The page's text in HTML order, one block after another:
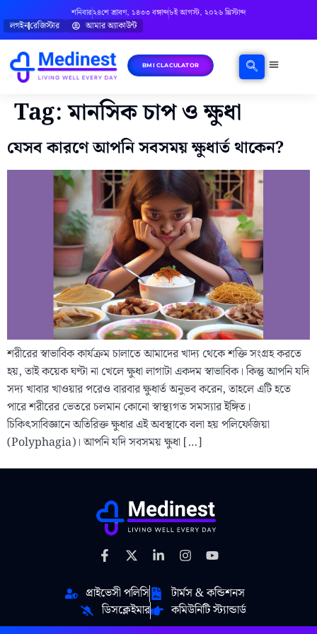
শনিবার২৪শে শ্রাবণ, ১৪৩৩ বঙ্গাব্দ৮ই আগস্ট, ২০২৬ খ্রিস্টাব্দ
লগইনরেজিস্টার আমার অ্যাকাউন্ট
BMI CLACULATOR
Tag:মানসিক চাপ ও ক্ষুধা
যেসব কারণে আপনি সবসময় ক্ষুধার্ত থাকেন?
শরীরের স্বাভাবিক কার্যক্রম চালাতে আমাদের খাদ্য থেকে শক্তি সংগ্রহ করতে
হয়, তাই কয়েক ঘণ্টা না খেলে ক্ষুধা লাগাটা একদম স্বাভাবিক। কিন্তু আপনি যদি
সদ্য খাবার খাওয়ার পরেও বারবার ক্ষুধার্ত অনুভব করেন, তাহলে এটি হতে
পারে শরীরের ভেতরে চলমান কোনো স্বাস্থ্যগত সমস্যার ইঙ্গিত।
চিকিৎসাবিজ্ঞানে অতিরিক্ত ক্ষুধার এই অবস্থাকে বলা হয় পলিফেজিয়া
(Polyphagia)। আপনি যদি সবসময় ক্ষুধা […]
প্রাইভেসী পলিসি
টার্মস & কন্ডিশনস
ডিসক্লেইমার
কমিউনিটি স্ট্যান্ডার্ড